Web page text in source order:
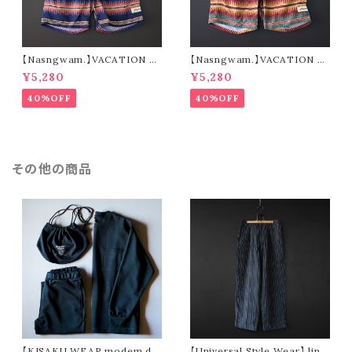
【Nasngwam.】VACATION S
HORTS (navy)
¥5,280
40%OFF
【Nasngwam.】VACATION S
HORTS (green)
¥5,280
40%OFF
その他の商品